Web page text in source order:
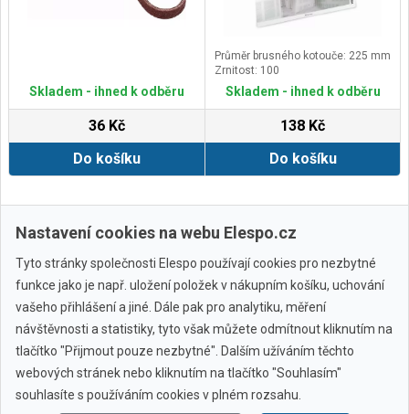
Skladem - ihned k odběru
36 Kč
Do košíku
Průměr brusného kotouče: 225 mm
Zrnitost: 100
Skladem - ihned k odběru
138 Kč
Do košíku
Další › Poslední »
Všechny značky
Nastavení cookies na webu Elespo.cz
Tyto stránky společnosti Elespo používají cookies pro nezbytné
funkce jako je např. uložení položek v nákupním košíku, uchování
vašeho přihlášení a jiné. Dále pak pro analytiku, měření
návštěvnosti a statistiky, tyto však můžete odmítnout kliknutím na
tlačítko "Přijmout pouze nezbytné". Dalším užíváním těchto
webových stránek nebo kliknutím na tlačítko "Souhlasím"
souhlasíte s používáním cookies v plném rozsahu.